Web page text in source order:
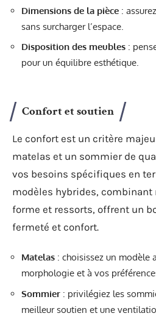
Dimensions de la pièce :
sans surcharger l’espace.
Disposition des meubles :
pour un équilibre esthétique.
Confort et soutien
Le confort est un critère
matelas et un sommier de
vos besoins spécifiques en
modèles hybrides, combinant
forme et ressorts, offrent un
fermeté et confort.
Matelas : choisissez un modèle
morphologie et à vos
Sommier : privilégiez les
meilleur soutien et une